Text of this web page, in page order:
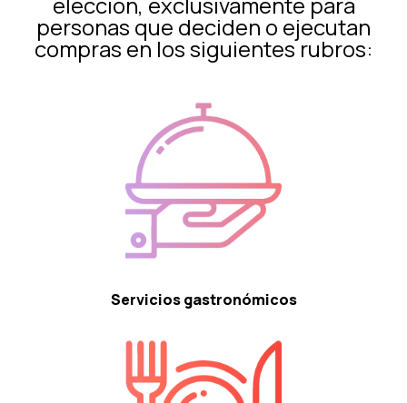
personas que deciden o ejecutan
compras en los siguientes rubros:
Servicios gastronómicos